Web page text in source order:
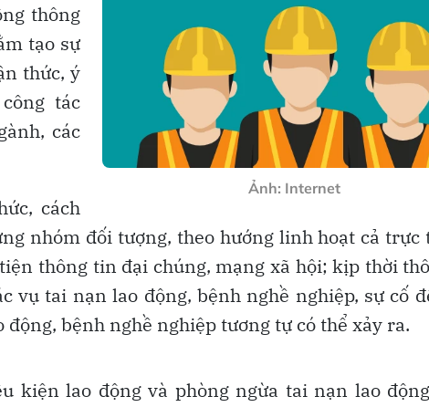
Ảnh: Internet
thông
tạo sự
thức, ý
tác
các
cách
nhóm đối tượng, theo hướng linh hoạt cả trực
thông tin đại chúng, mạng xã hội; kịp thời
vụ tai nạn lao động, bệnh nghề nghiệp, sự cố
bệnh nghề nghiệp tương tự có thể xảy ra.
kiện lao động và phòng ngừa tai nạn lao